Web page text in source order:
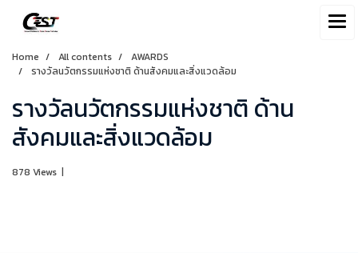
Home All contents
AWARDS
รางวัลนวัตกรรมแห่งชาติ ด้านสังคมและสิ่งแวดล้อม
รางวัลนวัตกรรมแห่งชาติ ด้าน
สังคมและสิ่งแวดล้อม
878 Views |